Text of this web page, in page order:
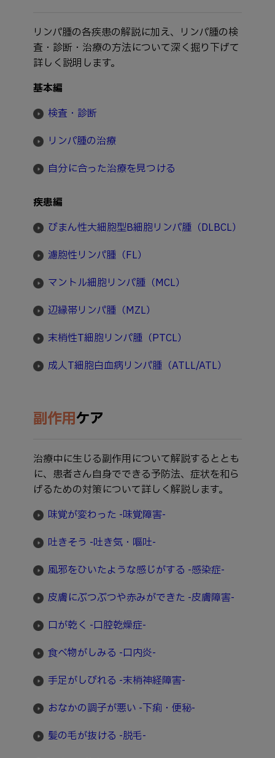
リンパ腫の各疾患の解説に加え、リンパ腫の検
査・診断・治療の方法について深く掘り下げて
詳しく説明します。
基本編
検査・診断
リンパ腫の治療
自分に合った治療を見つける
疾患編
びまん性大細胞型B細胞リンパ腫（DLBCL）
濾胞性リンパ腫（FL）
マントル細胞リンパ腫（MCL）
辺縁帯リンパ腫（MZL）
末梢性T細胞リンパ腫（PTCL）
成人T細胞白血病リンパ腫（ATLL/ATL）
副作用ケア
治療中に生じる副作用について解説するととも
に、患者さん自身でできる予防法、症状を和ら
げるための対策について詳しく解説します。
味覚が変わった -味覚障害-
吐きそう -吐き気・嘔吐-
風邪をひいたような感じがする -感染症-
皮膚にぶつぶつや赤みができた -皮膚障害-
口が乾く -口腔乾燥症-
食べ物がしみる -口内炎-
手足がしびれる -末梢神経障害-
おなかの調子が悪い -下痢・便秘-
髪の毛が抜ける -脱毛-